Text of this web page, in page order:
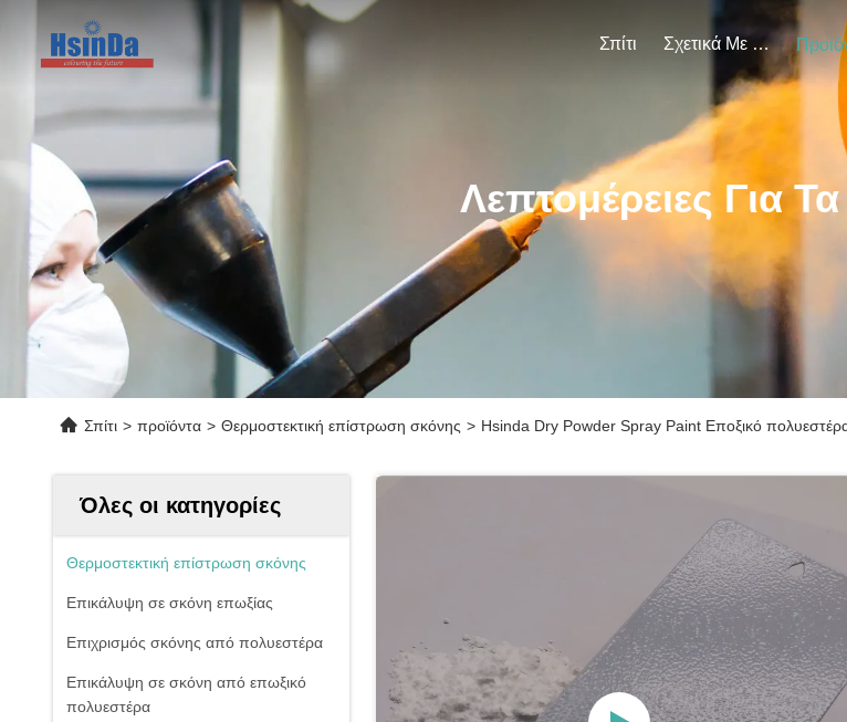
Σπίτι Σχετικά Με Εμάς
Λεπτομέρειες Για
Σπίτι > προϊόντα > Θερμοστεκτική επίστρωση σκόνης > Hsinda Dry Powder Spray Paint Εποξικό
Όλες οι κατηγορίες
Θερμοστεκτική επίστρωση σκόνης
Επικάλυψη σε σκόνη επωξίας
Επιχρισμός σκόνης από πολυεστέρα
Επικάλυψη σε σκόνη από επωξικό
πολυεστέρα